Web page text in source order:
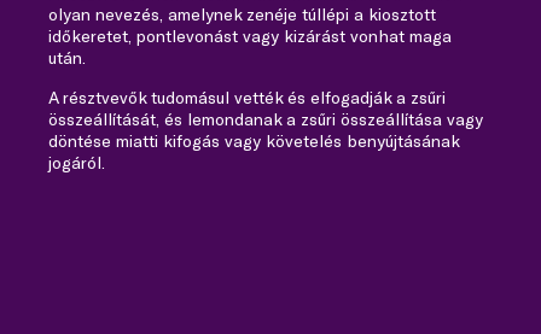
olyan nevezés, amelynek zenéje túllépi a kiosztott
időkeretet, pontlevonást vagy kizárást vonhat maga
után.
A résztvevők tudomásul vették és elfogadják a zsűri
összeállítását, és lemondanak a zsűri összeállítása vagy
döntése miatti kifogás vagy követelés benyújtásának
jogáról.